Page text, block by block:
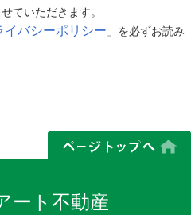
ていただきます。
イバシーポリシー 」を必ずお読み
ート不動産